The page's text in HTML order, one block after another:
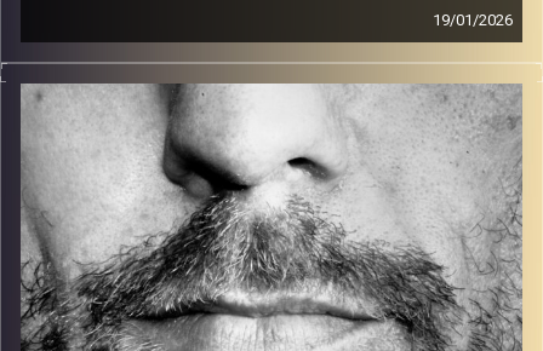
19/01/2026
זיפים, מוזיקה מחוספסת של הופעות חיות. הרבה ג'אם, רוק,
בלוז, bluegrass, ג'אז, Fאנק, פרוגרסיב ואפילו אלקטרוניקה.
כל מה שחי, אמיתי ונושם.
עם שמוליק רגב.
קרדיט תמונות: David Goehring